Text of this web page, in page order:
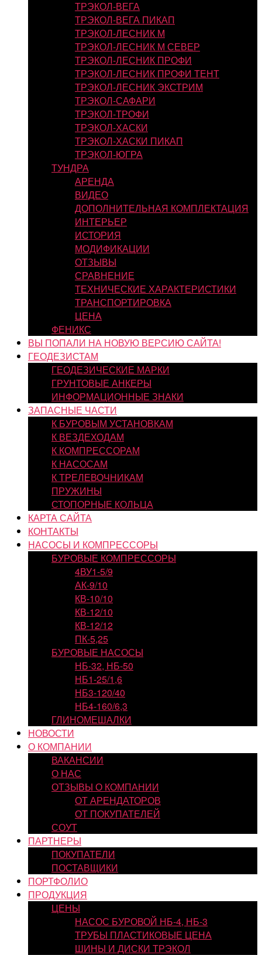
ТРЭКОЛ-ВЕГА
ТРЭКОЛ-ВЕГА ПИКАП
ТРЭКОЛ-ЛЕСНИК М
ТРЭКОЛ-ЛЕСНИК М СЕВЕР
ТРЭКОЛ-ЛЕСНИК ПРОФИ
ТРЭКОЛ-ЛЕСНИК ПРОФИ ТЕНТ
ТРЭКОЛ-ЛЕСНИК ЭКСТРИМ
ТРЭКОЛ-САФАРИ
ТРЭКОЛ-ТРОФИ
ТРЭКОЛ-ХАСКИ
ТРЭКОЛ-ХАСКИ ПИКАП
ТРЭКОЛ-ЮГРА
ТУНДРА
АРЕНДА
ВИДЕО
ДОПОЛНИТЕЛЬНАЯ КОМПЛЕКТАЦИЯ
ИНТЕРЬЕР
ИСТОРИЯ
МОДИФИКАЦИИ
ОТЗЫВЫ
СРАВНЕНИЕ
ТЕХНИЧЕСКИЕ ХАРАКТЕРИСТИКИ
ТРАНСПОРТИРОВКА
ЦЕНА
ФЕНИКС
ВЫ ПОПАЛИ НА НОВУЮ ВЕРСИЮ САЙТА!
ГЕОДЕЗИСТАМ
ГЕОДЕЗИЧЕСКИЕ МАРКИ
ГРУНТОВЫЕ АНКЕРЫ
ИНФОРМАЦИОННЫЕ ЗНАКИ
ЗАПАСНЫЕ ЧАСТИ
К БУРОВЫМ УСТАНОВКАМ
К ВЕЗДЕХОДАМ
К КОМПРЕССОРАМ
К НАСОСАМ
К ТРЕЛЕВОЧНИКАМ
ПРУЖИНЫ
СТОПОРНЫЕ КОЛЬЦА
КАРТА САЙТА
КОНТАКТЫ
НАСОСЫ И КОМПРЕССОРЫ
БУРОВЫЕ КОМПРЕССОРЫ
4ВУ1-5/9
АК-9/10
КВ-10/10
КВ-12/10
КВ-12/12
ПК-5,25
БУРОВЫЕ НАСОСЫ
НБ-32, НБ-50
НБ1-25/1,6
НБ3-120/40
НБ4-160/6,3
ГЛИНОМЕШАЛКИ
НОВОСТИ
О КОМПАНИИ
ВАКАНСИИ
О НАС
ОТЗЫВЫ О КОМПАНИИ
ОТ АРЕНДАТОРОВ
ОТ ПОКУПАТЕЛЕЙ
СОУТ
ПАРТНЕРЫ
ПОКУПАТЕЛИ
ПОСТАВЩИКИ
ПОРТФОЛИО
ПРОДУКЦИЯ
ЦЕНЫ
НАСОС БУРОВОЙ НБ-4, НБ-3
ТРУБЫ ПЛАСТИКОВЫЕ ЦЕНА
ШИНЫ И ДИСКИ ТРЭКОЛ